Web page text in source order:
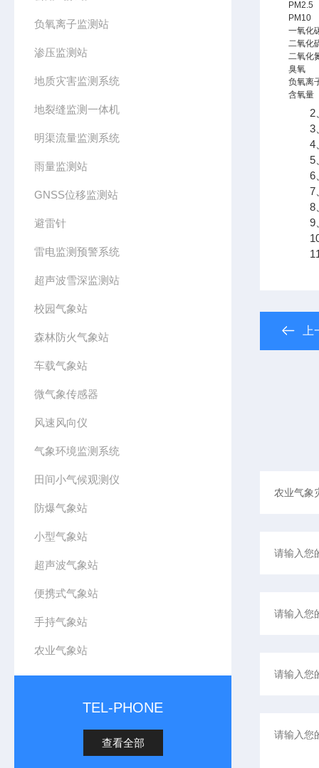
负氧离子监测站
渗压监测站
地质灾害监测系统
地裂缝监测一体机
明渠流量监测系统
雨量监测站
GNSS位移监测站
避雷针
雷电监测预警系统
超声波雪深监测站
校园气象站
森林防火气象站
车载气象站
微气象传感器
风速风向仪
气象环境监测系统
田间小气候观测仪
防爆气象站
小型气象站
超声波气象站
便携式气象站
手持气象站
农业气象站
TEL-PHONE
查看全部
PM2.5
PM10
一氧化
二氧化
二氧化
臭氧
负氧离
含氧量
2、
3、
4、
5、
6、
7、
8、
9、
10
11